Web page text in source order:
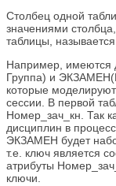
Столбец одной
значениями
таблицы,
Например, имеются
Группа) и
которые
сессии. В первой
Номер_зач_кн. Так
дисциплин в
ЭКЗАМЕН будет
т.е. ключ является
атрибуты
ключи.